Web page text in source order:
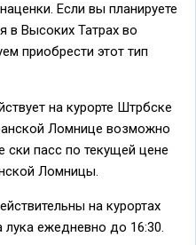
Если вы планируете
в Высоких Татрах во
приобрести этот тип
на курорте Штрбске
Ломнице возможно
ски пасс по текущей цене
Ломницы.
на курортах
ежедневно до 16:30.